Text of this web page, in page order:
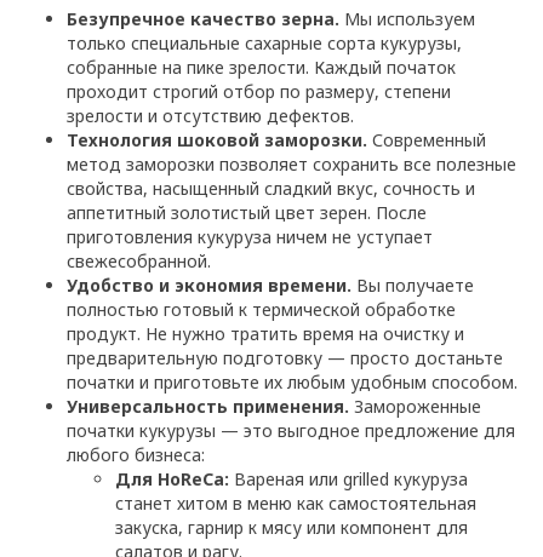
Безупречное качество зерна. Мы используем
только специальные сахарные сорта кукурузы,
собранные на пике зрелости. Каждый початок
проходит строгий отбор по размеру, степени
зрелости и отсутствию дефектов.
Технология шоковой заморозки. Современный
метод заморозки позволяет сохранить все полезные
свойства, насыщенный сладкий вкус, сочность и
аппетитный золотистый цвет зерен. После
приготовления кукуруза ничем не уступает
свежесобранной.
Удобство и экономия времени. Вы получаете
полностью готовый к термической обработке
продукт. Не нужно тратить время на очистку и
предварительную подготовку — просто достаньте
початки и приготовьте их любым удобным способом.
Универсальность применения. Замороженные
початки кукурузы — это выгодное предложение для
любого бизнеса:
Для HoReCa: Вареная или grilled кукуруза
станет хитом в меню как самостоятельная
закуска, гарнир к мясу или компонент для
салатов и рагу.